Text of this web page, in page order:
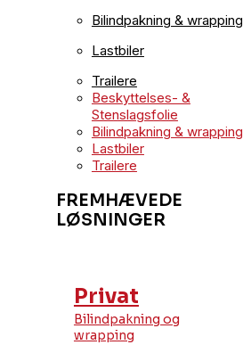
Bilindpakning & wrapping
Lastbiler
Trailere
Beskyttelses- &
Stenslagsfolie
Bilindpakning & wrapping
Lastbiler
Trailere
FREMHÆVEDE
LØSNINGER
Privat
Bilindpakning og
wrapping